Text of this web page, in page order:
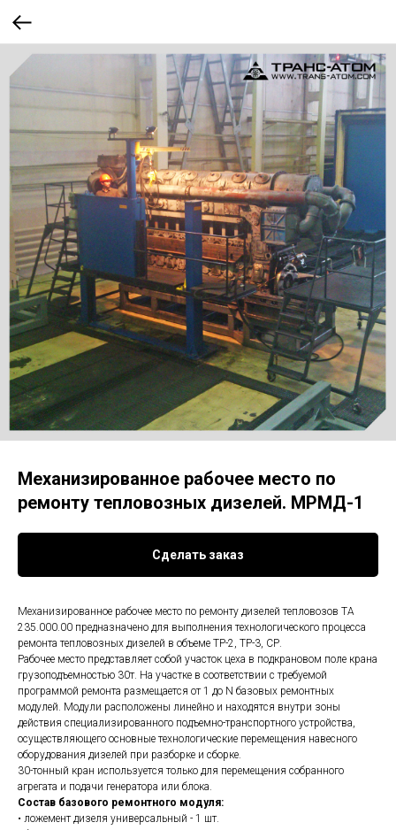
Механизированное рабочее место по
ремонту тепловозных дизелей. МРМД-1
Сделать заказ
Механизированное рабочее место по ремонту дизелей тепловозов ТА
235.000.00 предназначено для выполнения технологического процесса
ремонта тепловозных дизелей в объеме ТР-2, ТР-3, СР.
Рабочее место представляет собой участок цеха в подкрановом поле крана
грузоподъемностью 30т. На участке в соответствии с требуемой
программой ремонта размещается от 1 до N базовых ремонтных
модулей. Модули расположены линейно и находятся внутри зоны
действия специализированного подъемно-транспортного устройства,
осуществляющего основные технологические перемещения навесного
оборудования дизелей при разборке и сборке.
30-тонный кран используется только для перемещения собранного
агрегата и подачи генератора или блока.
Состав базового ремонтного модуля:
• ложемент дизеля универсальный - 1 шт.